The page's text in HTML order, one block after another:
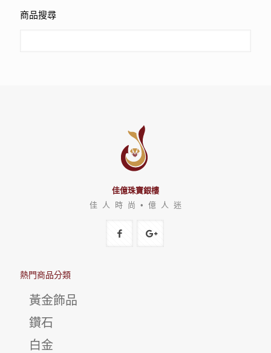
商品搜尋
佳億珠寶銀樓
佳 人 時 尚 • 億 人 迷
熱門商品分類
黃金飾品
鑽石
白金